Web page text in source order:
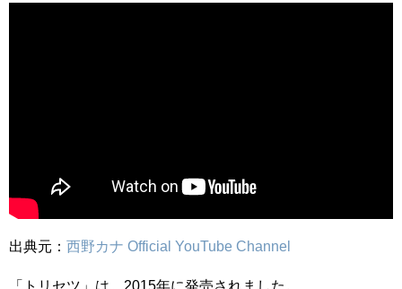
出典元： 西野カナ Official YouTube Channel
「トリセツ」は、2015年に発売されました。